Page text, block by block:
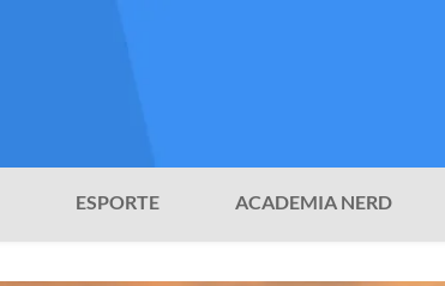
ESPORTE ACADEMIA NERD